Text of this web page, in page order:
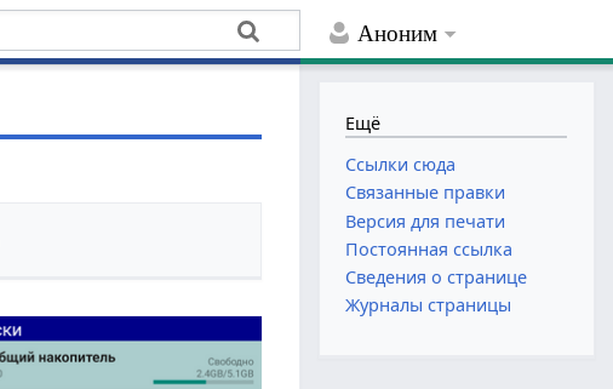
Аноним
Ещё
Ссылки сюда
Связанные правки
Версия для печати
Постоянная ссылка
Сведения о странице
Журналы страницы